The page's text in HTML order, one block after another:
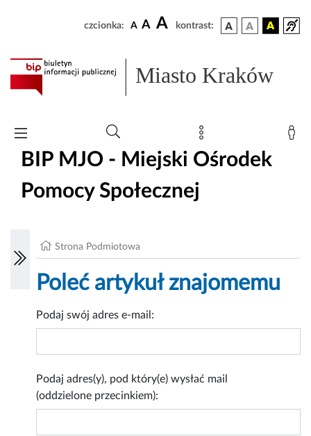
czcionka: A A A kontrast:
Miasto Kraków
BIP MJO - Miejski Ośrodek
Pomocy Społecznej
Strona Podmiotowa
Poleć artykuł znajomemu
Podaj swój adres e-mail:
Podaj adres(y), pod który(e) wysłać mail
(oddzielone przecinkiem):